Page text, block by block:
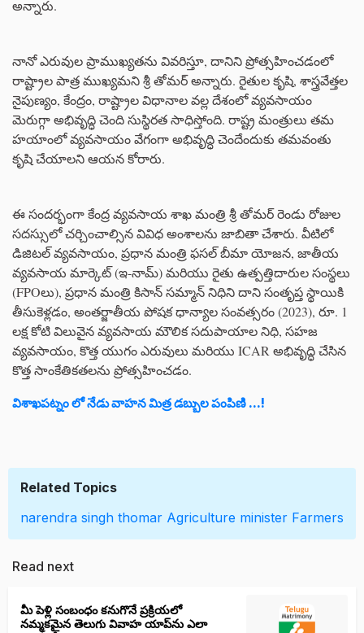
అన్నారు.
నానో ఎరువుల ప్రాముఖ్యతను వివరిస్తూ, దానిని ప్రోత్సహించడంలో
రాష్ట్రాల పాత్ర ముఖ్యమని శ్రీ తోమర్ అన్నారు. రైతుల కృషి, శాస్త్రవేత్తల
నైపుణ్యం, కేంద్రం, రాష్ట్రాల విధానాల వల్ల దేశంలో వ్యవసాయం
మెరుగ్గా అభివృద్ధి చెంది సుస్థిరత సాధిస్తోంది. రాష్ట్ర మంత్రులు తమ
హయాంలో వ్యవసాయం వేగంగా అభివృద్ధి చెందేందుకు తమవంతు
కృషి చేయాలని ఆయన కోరారు.
ఈ సందర్భంగా కేంద్ర వ్యవసాయ శాఖ మంత్రి శ్రీ తోమర్ రెండు రోజుల
సదస్సులో చర్చించాల్సిన వివిధ అంశాలను జాబితా చేశారు. వీటిలో
డిజిటల్ వ్యవసాయం, ప్రధాన మంత్రి ఫసల్ బీమా యోజన, జాతీయ
వ్యవసాయ మార్కెట్ (ఇ-నామ్) మరియు రైతు ఉత్పత్తిదారుల సంస్థలు
(FPOలు), ప్రధాన మంత్రి కిసాన్ సమ్మాన్ నిధిని దాని సంతృప్త స్థాయికి
తీసుకెళ్లడం, అంతర్జాతీయ పోషక ధాన్యాల సంవత్సరం (2023), రూ. 1
లక్ష కోటి విలువైన వ్యవసాయ మౌలిక సదుపాయాల నిధి, సహజ
వ్యవసాయం, కొత్త యుగం ఎరువులు మరియు ICAR అభివృద్ధి చేసిన
కొత్త సాంకేతికతలను ప్రోత్సహించడం.
విశాఖపట్నం లో నేడు వాహన మిత్ర డబ్బుల పంపిణి ...!
Related Topics
narendra singh thomar Agriculture minister Farmers
Read next
మీ పెళ్లి సంబంధం కనుగొనే ప్రక్రియలో
నమ్మకమైన తెలుగు వివాహ యాప్‌ను ఎలా